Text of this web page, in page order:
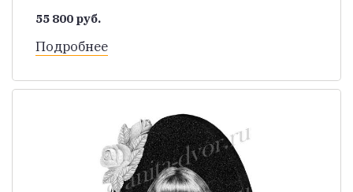
55 800 руб.
Подробнее